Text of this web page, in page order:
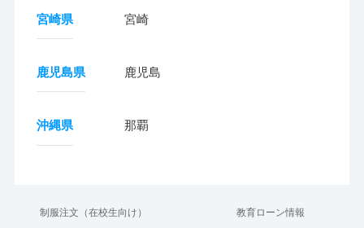
宮崎県 宮崎
鹿児島県 鹿児島
沖縄県 那覇
制服注文（在校生向け） 教育ローン情報